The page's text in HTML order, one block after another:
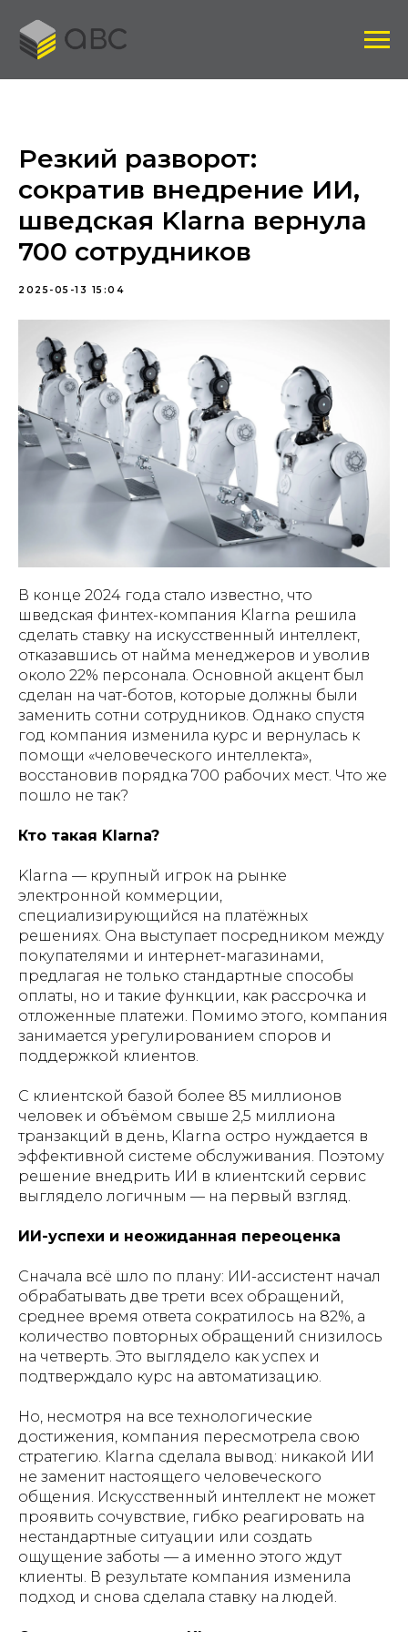
Резкий разворот:
сократив внедрение ИИ,
шведская Klarna вернула
700 сотрудников
2025-05-13 15:04
В конце 2024 года стало известно, что
шведская финтех-компания Klarna решила
сделать ставку на искусственный интеллект,
отказавшись от найма менеджеров и уволив
около 22% персонала. Основной акцент был
сделан на чат-ботов, которые должны были
заменить сотни сотрудников. Однако спустя
год компания изменила курс и вернулась к
помощи «человеческого интеллекта»,
восстановив порядка 700 рабочих мест. Что же
пошло не так?
Кто такая Klarna?
Klarna — крупный игрок на рынке
электронной коммерции,
специализирующийся на платёжных
решениях. Она выступает посредником между
покупателями и интернет-магазинами,
предлагая не только стандартные способы
оплаты, но и такие функции, как рассрочка и
отложенные платежи. Помимо этого, компания
занимается урегулированием споров и
поддержкой клиентов.
С клиентской базой более 85 миллионов
человек и объёмом свыше 2,5 миллиона
транзакций в день, Klarna остро нуждается в
эффективной системе обслуживания. Поэтому
решение внедрить ИИ в клиентский сервис
выглядело логичным — на первый взгляд.
ИИ-успехи и неожиданная переоценка
Сначала всё шло по плану: ИИ-ассистент начал
обрабатывать две трети всех обращений,
среднее время ответа сократилось на 82%, а
количество повторных обращений снизилось
на четверть. Это выглядело как успех и
подтверждало курс на автоматизацию.
Но, несмотря на все технологические
достижения, компания пересмотрела свою
стратегию. Klarna сделала вывод: никакой ИИ
не заменит настоящего человеческого
общения. Искусственный интеллект не может
проявить сочувствие, гибко реагировать на
нестандартные ситуации или создать
ощущение заботы — а именно этого ждут
клиенты. В результате компания изменила
подход и снова сделала ставку на людей.